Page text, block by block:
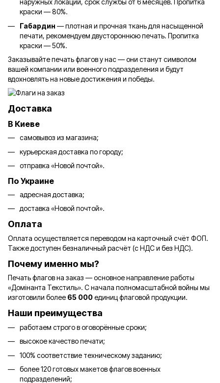
наружных локаций, срок службы от 6 месяцев. Пропитка
краски — 80%.
Габардин — плотная и прочная ткань для насыщенной
печати, рекомендуем двустороннюю печать. Пропитка
краски — 50%.
Заказывайте печать флагов у нас — они станут символом
вашей компании или военного подразделения и будут
вдохновлять на новые достижения и победы.
Доставка
В Киеве
самовывоз из магазина;
курьерская доставка по городу;
отправка «Новой почтой».
По Украине
адресная доставка;
доставка «Новой почтой».
Оплата
Оплата осуществляется переводом на карточный счёт ФОП.
Также доступен безналичный расчёт (с НДС и без НДС).
Почему именно мы?
Печать флагов на заказ — основное направление работы
«Домінанта Текстиль». С начала полномасштабной войны мы
изготовили более 65 000единиц флаговой продукции.
Наши преимущества
работаем строго в оговорённые сроки;
высокое качество печати;
100% соответствие техническому заданию;
более 120 готовых макетов флагов военных
подразделений;